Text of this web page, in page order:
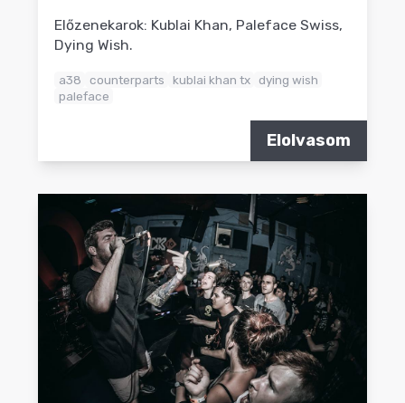
Előzenekarok: Kublai Khan, Paleface Swiss,
Dying Wish.
a38 counterparts kublai khan tx
dying wish
paleface
Elolvasom